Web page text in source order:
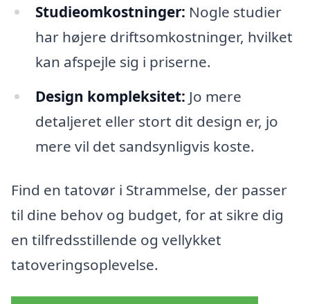
Studieomkostninger: Nogle studier
har højere driftsomkostninger, hvilket
kan afspejle sig i priserne.
Design kompleksitet: Jo mere
detaljeret eller stort dit design er, jo
mere vil det sandsynligvis koste.
Find en tatovør i Strammelse, der passer
til dine behov og budget, for at sikre dig
en tilfredsstillende og vellykket
tatoveringsoplevelse.